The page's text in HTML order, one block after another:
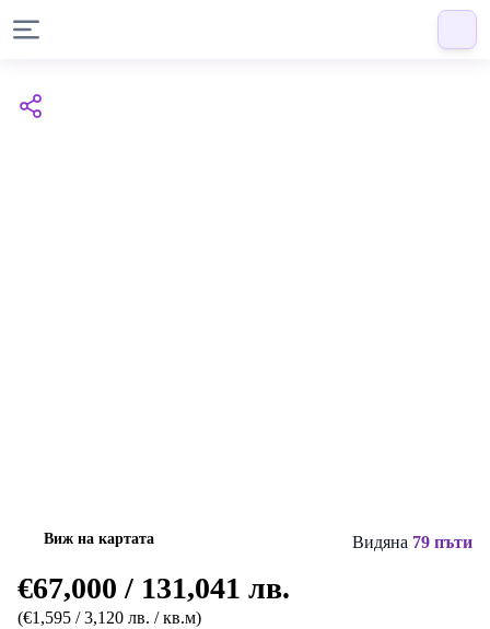
Виж на картата Видяна 79 пъти
€67,000 / 131,041 лв.
(€1,595 / 3,120 лв. / кв.м)